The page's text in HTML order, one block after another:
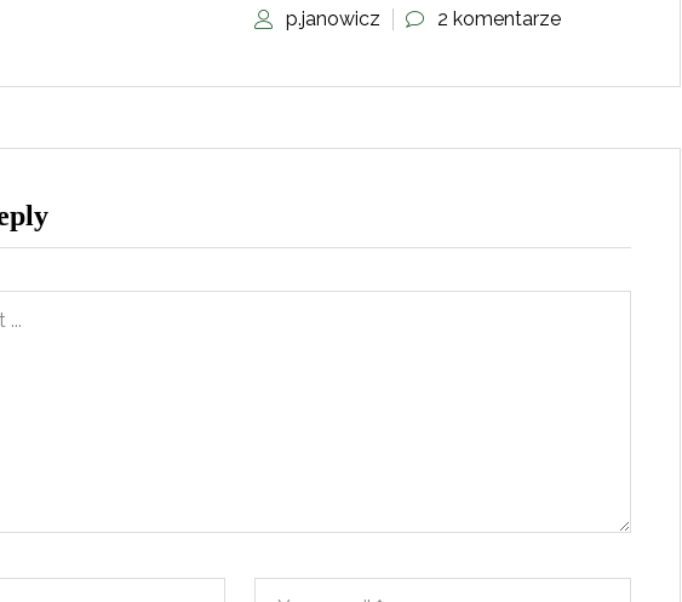
p.janowicz 2 komentarze